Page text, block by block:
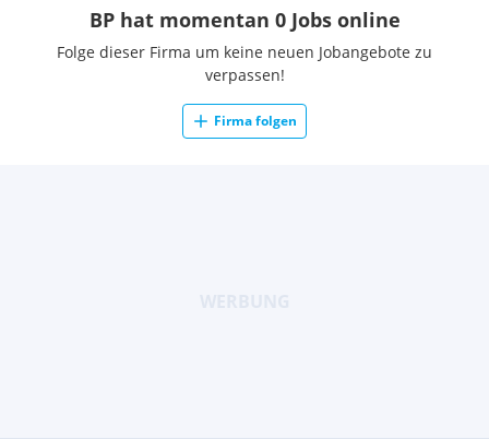
BP hat momentan 0 Jobs online
Folge dieser Firma um keine neuen Jobangebote zu
verpassen!
Firma folgen